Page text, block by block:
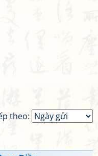
theo: